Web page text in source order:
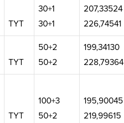
TYT
30+1
30+1
207,33524
226,74541
TYT
50+2
50+2
199,34130
228,79364
TYT
100+3
50+2
195,90045
219,99615